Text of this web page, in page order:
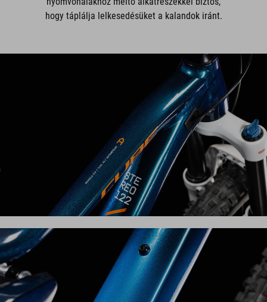
hogy táplálja lelkesedésüket a kalandok iránt.